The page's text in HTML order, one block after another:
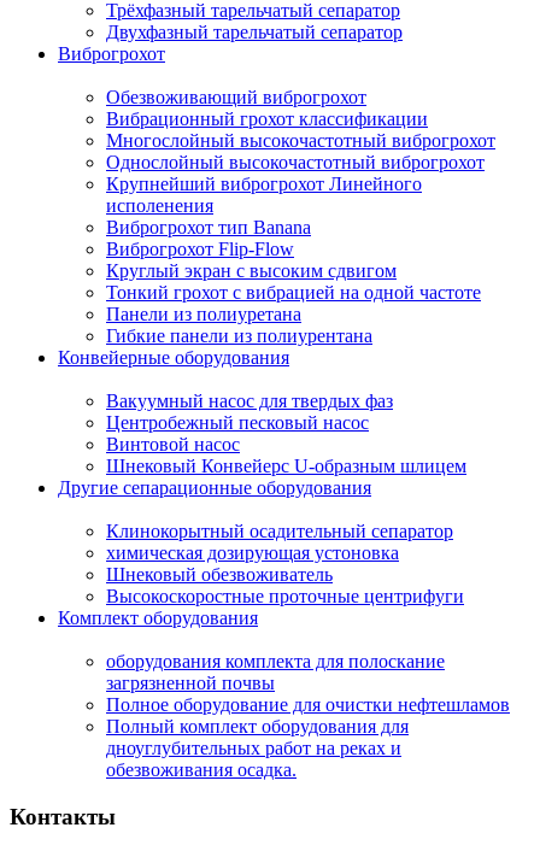
Трёхфазный тарельчатый сепаратор
Двухфазный тарельчатый сепаратор
Виброгрохот
Обезвоживающий виброгрохот
Вибрационный грохот классификации
Многослойный высокочастотный виброгрохот
Однослойный высокочастотный виброгрохот
Крупнейший виброгрохот Линейного
исполенения
Виброгрохот тип Banana
Виброгрохот Flip-Flow
Круглый экран с высоким сдвигом
Тонкий грохот с вибрацией на одной частоте
Панели из полиуретана
Гибкие панели из полиурентана
Конвейерные оборудования
Вакуумный насос для твердых фаз
Центробежный песковый насос
Винтовой насос
Шнековый Конвейерс U-образным шлицем
Другие сепарационные оборудования
Клинокорытный осадительный сепаратор
химическая дозирующая устоновка
Шнековый обезвоживатель
Высокоскоростные проточные центрифуги
Комплект оборудования
оборудования комплекта для полоскание
загрязненной почвы
Полное оборудование для очистки нефтешламов
Полный комплект оборудования для
дноуглубительных работ на реках и
обезвоживания осадка.
Контакты